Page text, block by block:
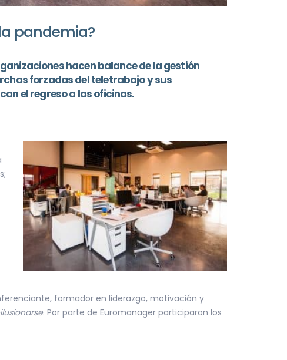
pandemia?
hacen balance de la gestión
forzadas del teletrabajo y sus
el regreso a las oficinas.
formador en liderazgo, motivación y
. Por parte de Euromanager participaron los